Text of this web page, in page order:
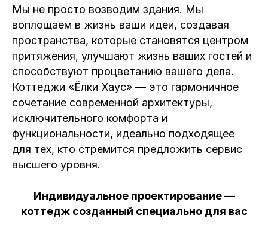
Мы не просто возводим здания. Мы
воплощаем в жизнь ваши идеи, создавая
пространства, которые становятся центром
притяжения, улучшают жизнь ваших гостей и
способствуют процветанию вашего дела.
Коттеджи «Ёлки Хаус» — это гармоничное
сочетание современной архитектуры,
исключительного комфорта и
функциональности, идеально подходящее
для тех, кто стремится предложить сервис
высшего уровня.
Индивидуальное проектирование —
коттедж созданный специально для вас